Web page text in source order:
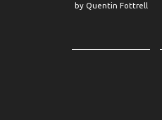
by Quentin Fottrell